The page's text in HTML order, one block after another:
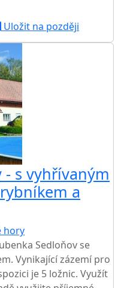
Uložit na později
- s vyhřívaným
a
hory
Sedloňov se
Vynikající zázemí pro
je 5 ložnic. Využít